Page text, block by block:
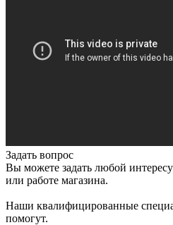
Задать вопрос
Вы можете задать любой
или работе магазина.
Наши квалифицированные
помогут.